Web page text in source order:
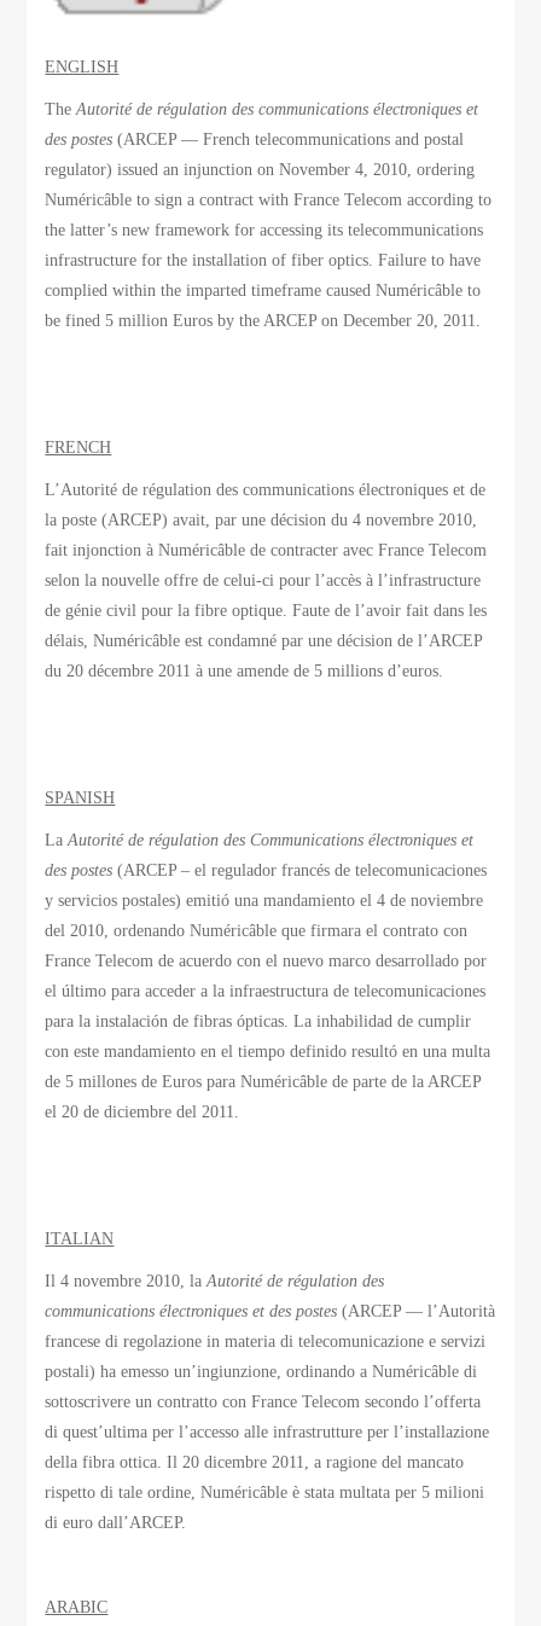
ENGLISH
TheAutorité de régulation des communications électroniques et
des postes(ARCEP — French telecommunications and postal
regulator) issued an injunction on November 4, 2010, ordering
Numéricâble to sign a contract with France Telecom according to
the latter’s new framework for accessing its telecommunications
infrastructure for the installation of fiber optics. Failure to have
complied within the imparted timeframe caused Numéricâble to
be fined 5 million Euros by the ARCEP on December 20, 2011.
FRENCH
L’Autorité de régulation des communications électroniques et de
la poste (ARCEP) avait, par une décision du 4 novembre 2010,
fait injonction à Numéricâble de contracter avec France Telecom
selon la nouvelle offre de celui-ci pour l’accès à l’infrastructure
de génie civil pour la fibre optique. Faute de l’avoir fait dans les
délais, Numéricâble est condamné par une décision de l’ARCEP
du 20 décembre 2011 à une amende de 5 millions d’euros.
SPANISH
LaAutorité de régulation des Communications électroniques et
des postes (ARCEP – el regulador francés de telecomunicaciones
y servicios postales) emitió una mandamiento el 4 de noviembre
del 2010, ordenando Numéricâble que firmara el contrato con
France Telecom de acuerdo con el nuevo marco desarrollado por
el último para acceder a la infraestructura de telecomunicaciones
para la instalación de fibras ópticas. La inhabilidad de cumplir
con este mandamiento en el tiempo definido resultó en una multa
de 5 millones de Euros para Numéricâble de parte de la ARCEP
el 20 de diciembre del 2011.
ITALIAN
Il 4 novembre 2010, laAutorité de régulation des
communications électroniques et des postes (ARCEP — l’Autorità
francese di regolazione in materia di telecomunicazione e servizi
postali) ha emesso un’ingiunzione, ordinando a Numéricâble di
sottoscrivere un contratto con France Telecom secondo l’offerta
di quest’ultima per l’accesso alle infrastrutture per l’installazione
della fibra ottica. Il 20 dicembre 2011, a ragione del mancato
rispetto di tale ordine, Numéricâble è stata multata per 5 milioni
di euro dall’ARCEP.
ARABIC